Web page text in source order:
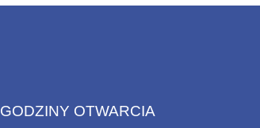
GODZINY OTWARCIA